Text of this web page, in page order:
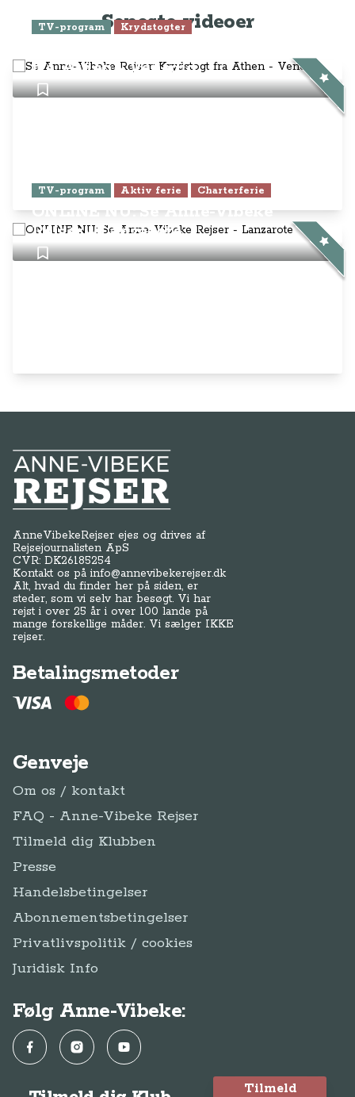
Seneste videoer
TV-program Krydstogter
fra Athen - Venedig
TV-program Aktiv ferie Charterferie
ONLINE NU: Se Anne-Vibeke
Rejser - Lanzarote
Anne-Vibeke Rejser
AnneVibekeRejser ejes og drives af
Rejsejournalisten ApS
CVR: DK26185254
Kontakt os påinfo@annevibekerejser.dk
Alt, hvad du finder her på siden, er
steder, som vi selv har besøgt. Vi har
rejst i over 25 år i over 100 lande på
mange forskellige måder. Vi sælger IKKE
rejser.
Betalingsmetoder
Genveje
Om os / kontakt
FAQ - Anne-Vibeke Rejser
Tilmeld dig Klubben
Presse
Handelsbetingelser
Abonnementsbetingelser
Privatlivspolitik / cookies
Juridisk Info
Følg Anne-Vibeke:
FacebookInstagramYouTube
Tilmeld